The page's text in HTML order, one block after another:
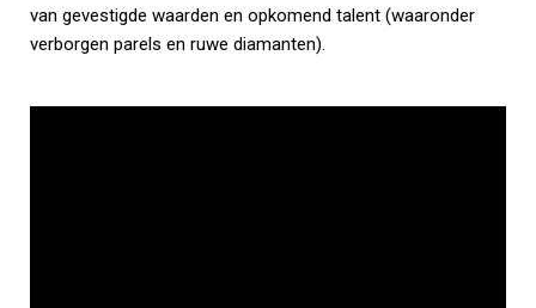
van gevestigde waarden en opkomend talent (waaronder
verborgen parels en ruwe diamanten).